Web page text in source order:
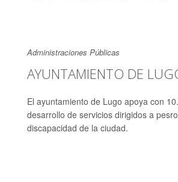
Administraciones Públicas
AYUNTAMIENTO DE
El ayuntamiento de Lugo apoya con
desarrollo de servicios dirigidos a
discapacidad de la ciudad.